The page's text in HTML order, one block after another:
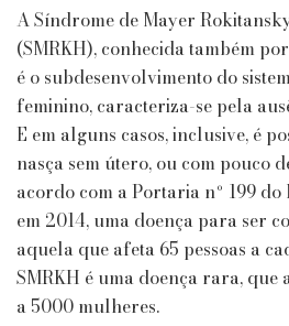
Afeta
as
Mulheres
A Síndrome de Mayer
(SMRKH), conhecida também
é o subdesenvolvimento do
feminino, caracteriza-se pela
E em alguns casos, inclusive, é
nasça sem útero, ou com pouco
acordo com a Portaria nº 199 do
em 2014, uma doença para ser
aquela que afeta 65 pessoas a
SMRKH é uma doença rara, que
a 5000 mulheres.